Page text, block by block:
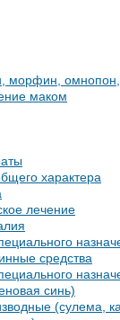
морфин,
маком
характера
лечение
средства
синь)
(сулема,